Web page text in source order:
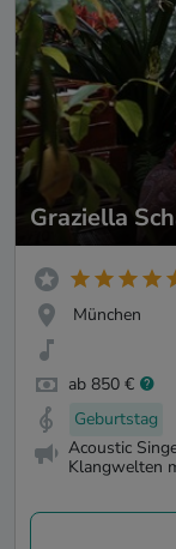
Graziella
München
ab 850 €
Geburtstag
Acoustic
Klangwelten